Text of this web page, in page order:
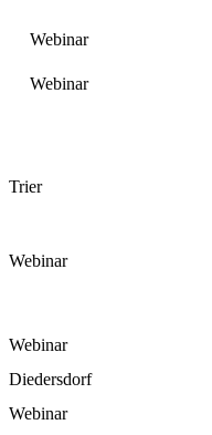
Webinar
Webinar
Trier
Webinar
Webinar
Diedersdorf
Webinar